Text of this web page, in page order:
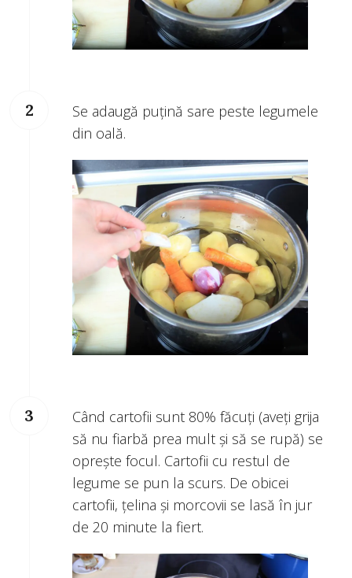
Se adaugă puţină sare peste legumele
din oală.
Când cartofii sunt 80% făcuţi (aveţi grija
să nu fiarbă prea mult şi să se rupă) se
opreşte focul. Cartofii cu restul de
legume se pun la scurs. De obicei
cartofii, ţelina şi morcovii se lasă în jur
de 20 minute la fiert.